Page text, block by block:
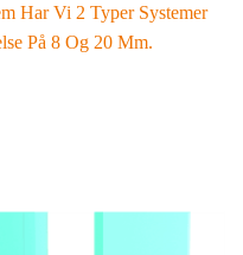
Har Vi 2 Typer Systemer
På 8 Og 20 Mm.